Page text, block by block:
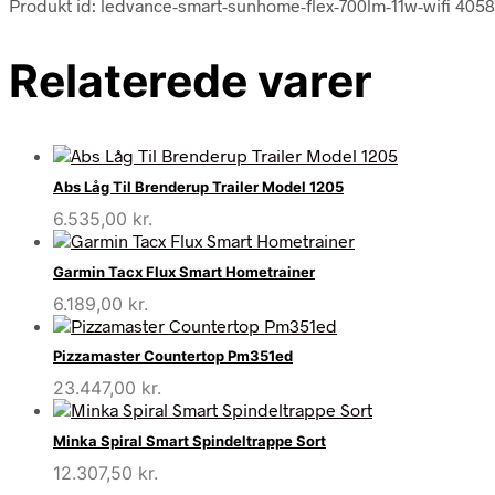
Produkt id: ledvance-smart-sunhome-flex-700lm-11w-wifi
Relaterede varer
Abs Låg Til Brenderup Trailer Model 1205
6.535,00 kr.
Garmin Tacx Flux Smart Hometrainer
6.189,00 kr.
Pizzamaster Countertop Pm351ed
23.447,00 kr.
Minka Spiral Smart Spindeltrappe Sort
12.307,50 kr.